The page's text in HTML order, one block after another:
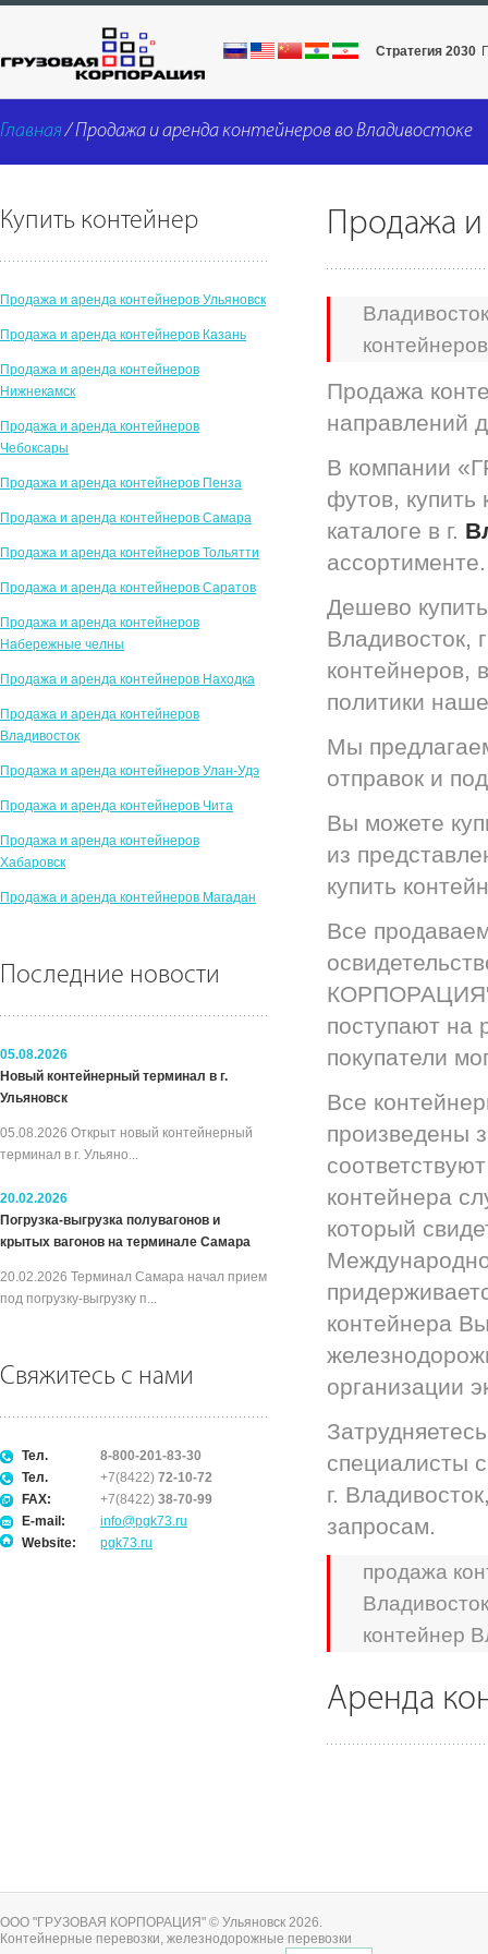
Стратегия 2030
Главная/ Продажа и аренда контейнеров во Владивостоке
Продажа и
контейнеров
Продажа
направлений
В компании
футов,
каталоге в г.
ассортименте.
Дешево
Владивосток,
контейнеров,
политики
Мы
отправок и
Вы можете
из
купить
Все
КОРПОРАЦИЯ",
поступают на
покупатели
Все
произведены
контейнера
который
контейнера
организации
специалисты
г.
запросам.
продажа
контейнер
Аренда
Купить контейнер
Продажа и аренда контейнеров Ульяновск
Продажа и аренда контейнеров Казань
Продажа и аренда контейнеров
Нижнекамск
Продажа и аренда контейнеров
Чебоксары
Продажа и аренда контейнеров Пенза
Продажа и аренда контейнеров Самара
Продажа и аренда контейнеров Тольятти
Продажа и аренда контейнеров Саратов
Продажа и аренда контейнеров
Набережные челны
Продажа и аренда контейнеров Находка
Продажа и аренда контейнеров
Владивосток
Продажа и аренда контейнеров Улан-Удэ
Продажа и аренда контейнеров Чита
Продажа и аренда контейнеров
Хабаровск
Продажа и аренда контейнеров Магадан
Последние новости
05.08.2026
Новый контейнерный терминал в г.
Ульяновск
05.08.2026 Открыт новый контейнерный
терминал в г. Ульяно...
20.02.2026
Погрузка-выгрузка полувагонов и
крытых вагонов на терминале Самара
20.02.2026 Терминал Самара начал прием
под погрузку-выгрузку п...
Свяжитесь с нами
Тел.
8-800-201-83-30
Тел.
+7(8422) 72-10-72
FAX:
+7(8422) 38-70-99
E-mail:
info@pgk73.ru
Website:
pgk73.ru
ООО "ГРУЗОВАЯ КОРПОРАЦИЯ" © Ульяновск 2026.
Контейнерные перевозки, железнодорожные перевозки